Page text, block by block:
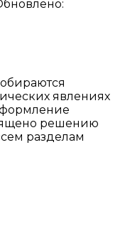
явлениях
решению
разделам